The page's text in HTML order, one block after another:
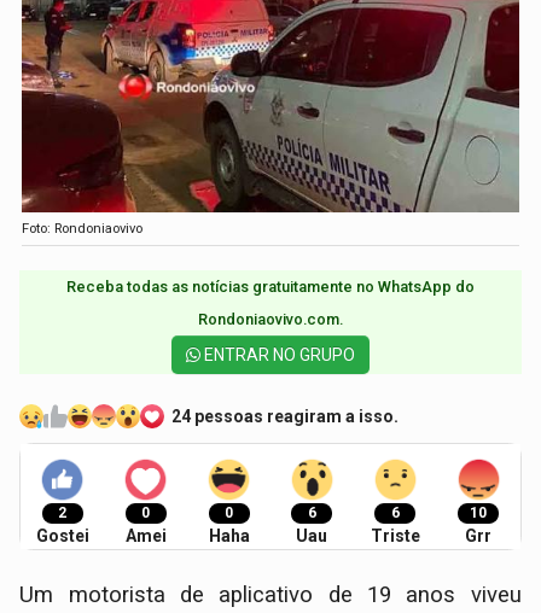
Foto: Rondoniaovivo
Receba todas as notícias gratuitamente no WhatsApp do
Rondoniaovivo.com.​
ENTRAR NO GRUPO
24 pessoas reagiram a isso.
2
Gostei
0
Amei
0
Haha
6
Uau
6
Triste
10
Grr
Um motorista de aplicativo de 19 anos viveu